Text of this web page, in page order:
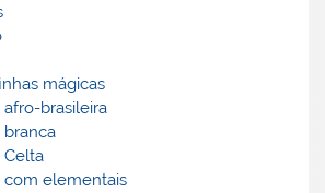
mágicas
afro-brasileira
branca
Celta
com elementais